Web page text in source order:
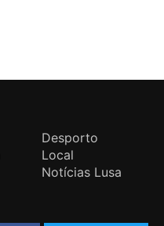
Desporto
Local
Notícias Lusa